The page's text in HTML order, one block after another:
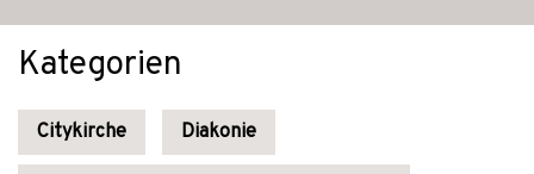
Kategorien
Citykirche Diakonie